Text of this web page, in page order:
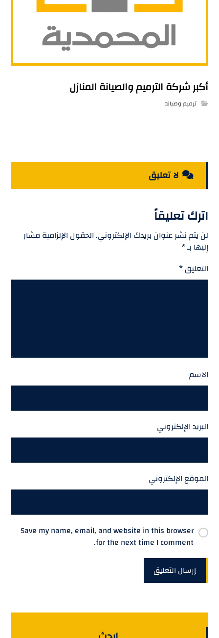
أكبر شركة الترميم والصيانة المنازل
ترميم وصيانه
لا تعليق
اترك تعليقاً
لن يتم نشر عنوان بريدك الإلكتروني.الحقول الإلزامية مشار
إليها بـ*
التعليق*
الاسم
البريد الإلكتروني
الموقع الإلكتروني
Save my name, email, and website in this browser
for the next time I comment.
إرسال التعليق